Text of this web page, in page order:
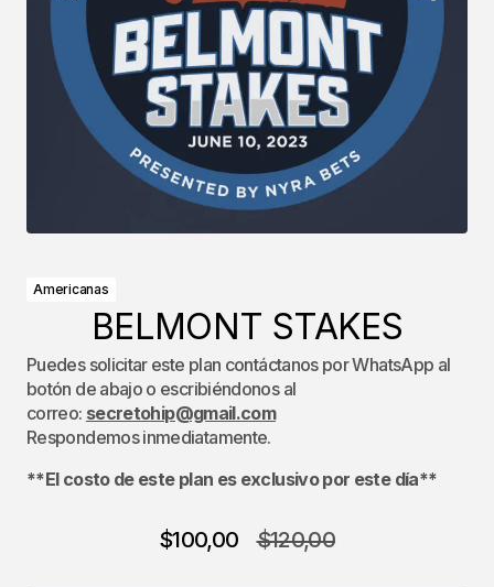
Americanas
BELMONT STAKES
Puedes solicitar este plan contáctanos por WhatsApp al
botón de abajo o escribiéndonos al
correo: secretohip@gmail.com
Respondemos inmediatamente.
**El costo de este plan es exclusivo por este día**
$120,00
$100,00